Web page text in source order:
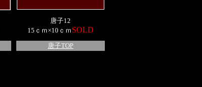
唐子12
15ｃｍ×10ｃｍ SOLD
唐子TOP